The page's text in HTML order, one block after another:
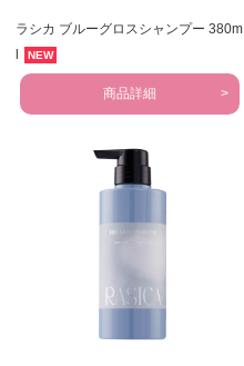
ラシカ ブルーグロスシャンプー 380m
NEW
商品詳細